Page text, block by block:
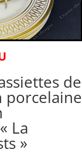
de
porcelaine
La
»